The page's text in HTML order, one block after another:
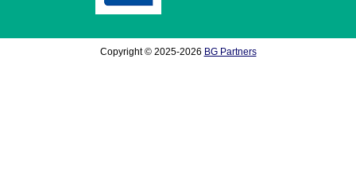
Copyright © 2025-2026 BG Partners